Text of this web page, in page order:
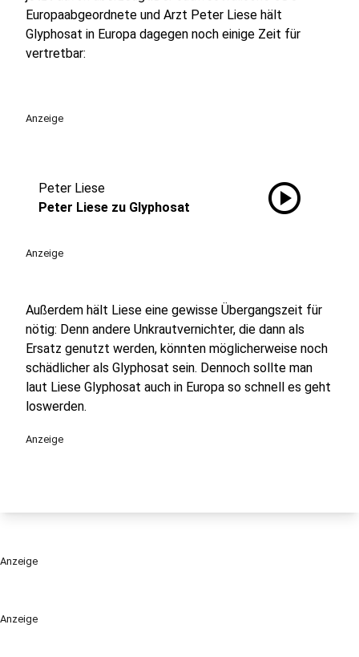
Anzeige
Europaabgeordnete und Arzt Peter Liese hält
Glyphosat in Europa dagegen noch einige Zeit für
vertretbar:
Anzeige
Peter Liese
Peter Liese zu Glyphosat
play_circle
Anzeige
Außerdem hält Liese eine gewisse Übergangszeit für
nötig: Denn andere Unkrautvernichter, die dann als
Ersatz genutzt werden, könnten möglicherweise noch
schädlicher als Glyphosat sein. Dennoch sollte man
laut Liese Glyphosat auch in Europa so schnell es geht
loswerden.
Anzeige
Anzeige